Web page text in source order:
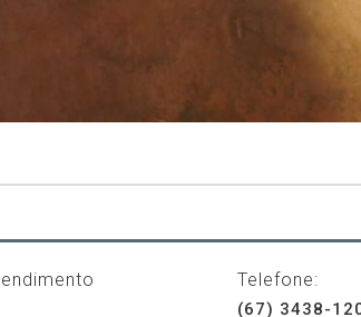
Telefone:
(67) 3438-